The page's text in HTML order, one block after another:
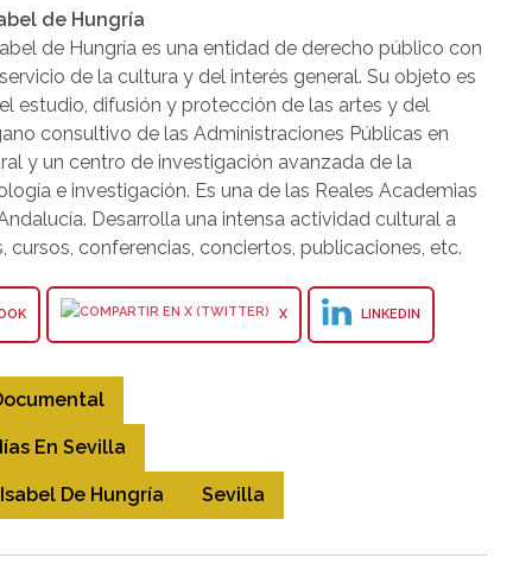
de Hungría
de Hungría es una entidad de derecho público con
de la cultura y del interés general. Su objeto es
estudio, difusión y protección de las artes y del
consultivo de las Administraciones Públicas en
y un centro de investigación avanzada de la
e investigación. Es una de las Reales Academias
Desarrolla una intensa actividad cultural a
conferencias, conciertos, publicaciones, etc.
X LINKEDIN
En Sevilla
De Hungría Sevilla